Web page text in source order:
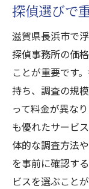
証拠の
探偵が
滋賀県長浜
と成功の秘
不倫調
探偵に
要性
調査を
ン
探偵選びで
滋賀県長浜市で
探偵事務所の価
ことが重要です
持ち、調査の規
って料金が異な
も優れたサービ
体的な調査方法
を事前に確認す
ビスを選ぶこと